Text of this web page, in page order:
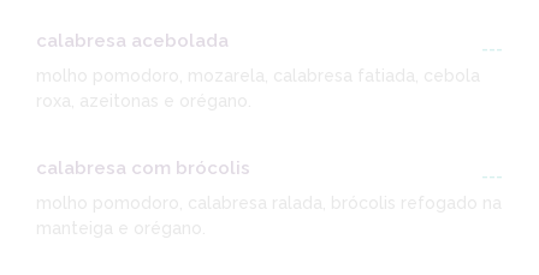
calabresa acebolada
---
molho pomodoro, mozarela, calabresa fatiada, cebola
calabresa com brócolis
---
molho pomodoro, calabresa ralada, brócolis refogado na